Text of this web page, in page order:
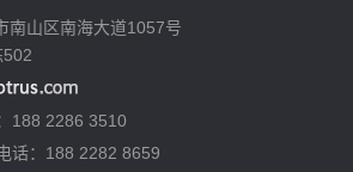
南山区南海大道1057号
502
188 2286 3510
话：188 2282 8659